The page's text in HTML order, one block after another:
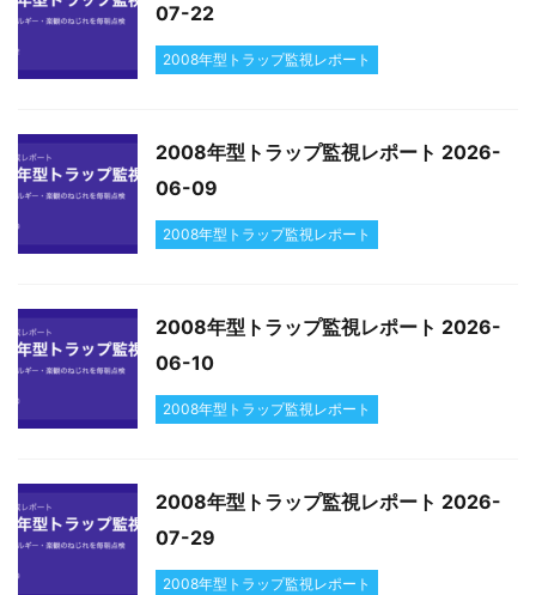
07-22
2008年型トラップ監視レポート
2008年型トラップ監視レポート 2026-
06-09
2008年型トラップ監視レポート
2008年型トラップ監視レポート 2026-
06-10
2008年型トラップ監視レポート
2008年型トラップ監視レポート 2026-
07-29
2008年型トラップ監視レポート